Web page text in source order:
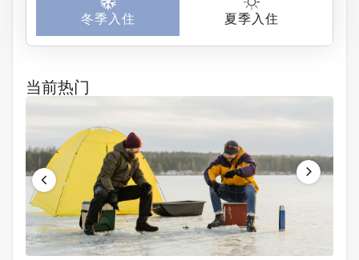
冬季入住 夏季入住
当前热门